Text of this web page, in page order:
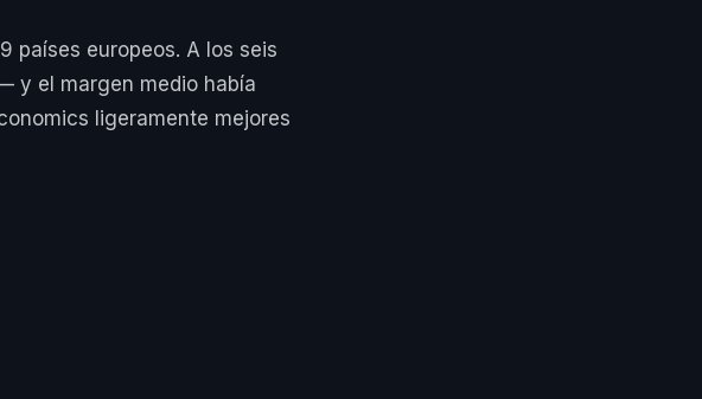
países europeos. A los seis
y el margen medio había
ligeramente mejores